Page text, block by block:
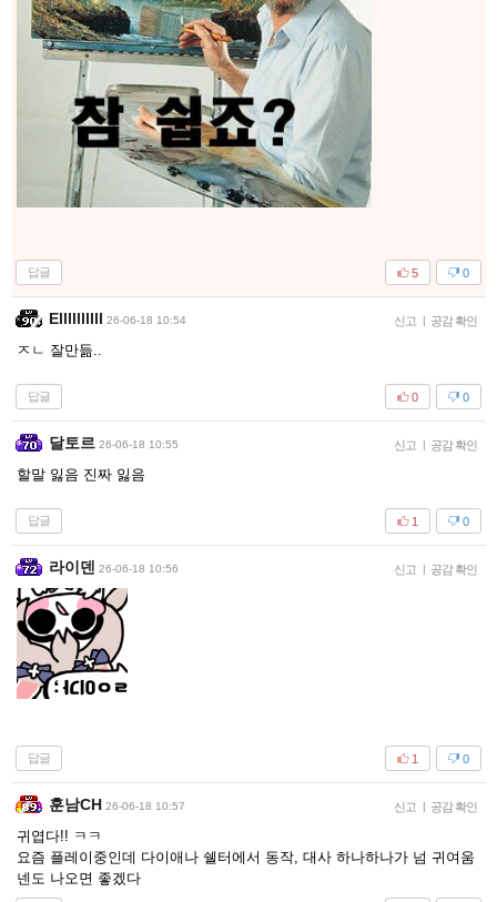
답글 0
5
Ellllllllll 26-06-18 10:54 신고 | 공감 확인
ㅈㄴ 잘만듦..
답글 0
0
달토르 26-06-18 10:55 신고 | 공감 확인
할말 잃음 진짜 잃음
답글 0
1
라이덴 26-06-18 10:56 신고 | 공감 확인
답글 0
1
훈남CH 26-06-18 10:57 신고 | 공감 확인
귀엽다!! ㅋㅋ
요즘 플레이중인데 다이애나 쉘터에서 동작, 대사 하나하나가 넘 귀여움
넨도 나오면 좋겠다